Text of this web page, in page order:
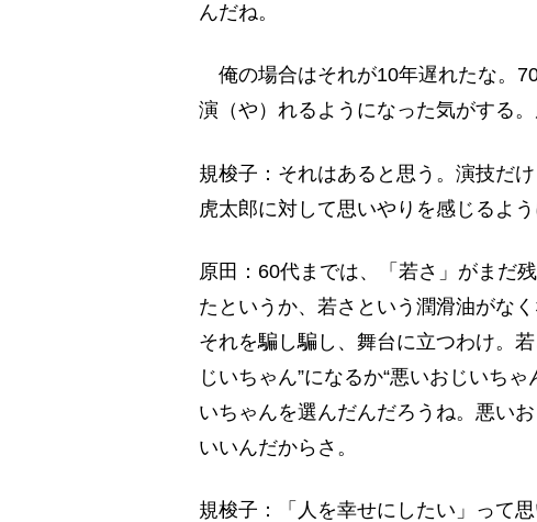
んだね。
俺の場合はそれが10年遅れたな。
演（や）れるようになった気がする
規梭子：それはあると思う。演技だ
虎太郎に対して思いやりを感じるよう
原田：60代までは、「若さ」がまだ
たというか、若さという潤滑油がな
それを騙し騙し、舞台に立つわけ。
じいちゃん”になるか“悪いおじいち
いちゃんを選んだんだろうね。悪い
いいんだからさ。
規梭子：「人を幸せにしたい」って